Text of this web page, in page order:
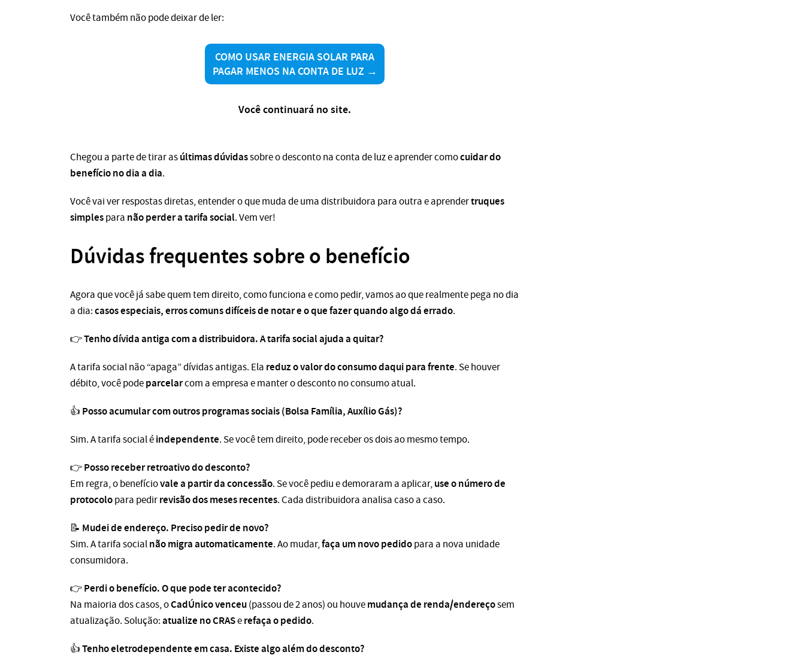
Você também não pode deixar de ler:
COMO USAR ENERGIA SOLAR PARA
PAGAR MENOS NA CONTA DE LUZ →
Você continuará no site.
Chegou a parte de tirar asúltimas dúvidassobre o desconto na conta de luz e aprender comocuidar do
benefício no dia a dia.
Você vai ver respostas diretas, entender o que muda de uma distribuidora para outra e aprendertruques
simplespara não perder a tarifa social. Vem ver!
Dúvidas frequentes sobre o benefício
Agora que você já sabe quem tem direito, como funciona e como pedir, vamos ao que realmente pega no dia
a dia:casos especiais, erros comuns difíceis de notar e o que fazer quando algo dá errado.
👉Tenhodívida antigacom a distribuidora. A tarifa social ajuda a quitar?
A tarifa social não “apaga” dívidas antigas. Ela reduz o valor do consumo daqui para frente. Se houver
débito, você podeparcelarcom a empresa e manter o desconto no consumo atual.
👍 Posso acumular com outros programas sociais (Bolsa Família, Auxílio Gás)?
Sim. A tarifa social éindependente. Se você tem direito, pode receber os dois ao mesmo tempo.
👉Possoreceber retroativodo desconto?
Em regra, o benefíciovale a partir da concessão. Se você pediu e demoraram a aplicar,use o número de
protocolopara pedirrevisão dos meses recentes. Cada distribuidora analisa caso a caso.
📝 Mudei de endereço. Preciso pedir de novo?
Sim. A tarifa socialnão migra automaticamente. Ao mudar,faça um novo pedidopara a nova unidade
consumidora.
👉Perdi o benefício. O que pode ter acontecido?
Na maioria dos casos, oCadÚnico venceu(passou de 2 anos) ou houvemudança de renda/endereçosem
atualização. Solução:atualize no CRASerefaça o pedido.
👍Tenho eletrodependente em casa. Existe algo além do desconto?